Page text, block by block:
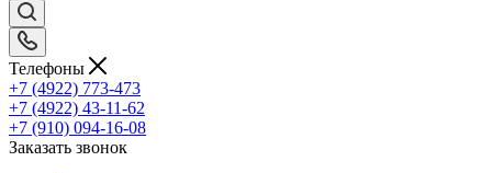
Телефоны
+7 (4922) 773-473
+7 (4922) 43-11-62
+7 (910) 094-16-08
Заказать звонок